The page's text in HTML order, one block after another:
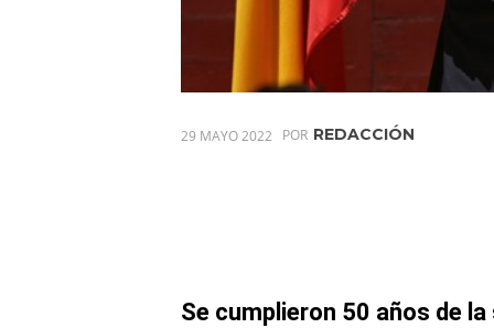
29 MAYO 2022 POR REDACCIÓN
Se cumplieron 50 años de